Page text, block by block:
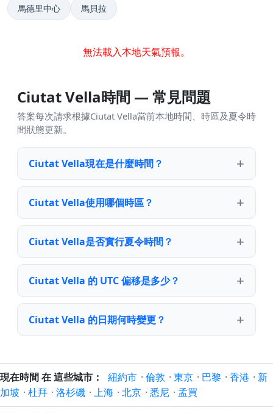
馬德里中心 馬貝拉
無法載入本地天氣預報。
Ciutat Vella時間 — 常見問題
答案每次請求根據Ciutat Vella當前本地時間、時區及夏令時
間狀態更新。
Ciutat Vella現在是什麼時間？
Ciutat Vella使用哪個時區？
Ciutat Vella是否實行夏令時間？
Ciutat Vella 的 UTC 偏移是多少？
Ciutat Vella 的日期何時變更？
現在時間 在 這些城市： 紐約市 · 倫敦 · 東京 · 巴黎 · 香港 · 新
加坡 · 杜拜 · 洛杉磯 · 上海 · 北京 · 悉尼 · 孟買